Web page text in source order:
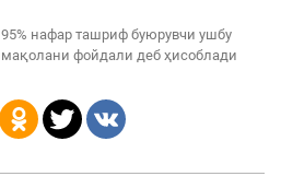
95% нафар ташриф буюрувчи ушбу
мақолани фойдали деб ҳисоблади